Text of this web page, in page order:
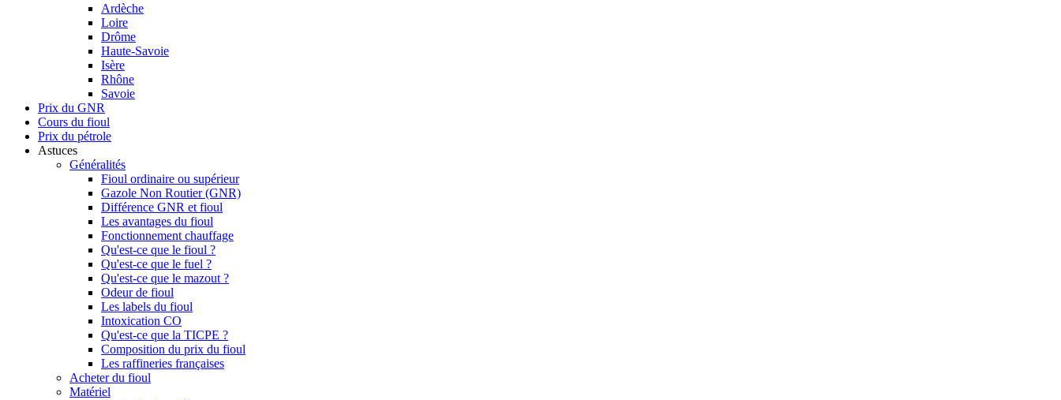
Ardèche
Loire
Drôme
Haute-Savoie
Isère
Rhône
Savoie
Prix du GNR
Cours du fioul
Prix du pétrole
Astuces
Généralités
Fioul ordinaire ou supérieur
Gazole Non Routier (GNR)
Différence GNR et fioul
Les avantages du fioul
Fonctionnement chauffage
Qu'est-ce que le fioul ?
Qu'est-ce que le fuel ?
Qu'est-ce que le mazout ?
Odeur de fioul
Les labels du fioul
Intoxication CO
Qu'est-ce que la TICPE ?
Composition du prix du fioul
Les raffineries françaises
Acheter du fioul
Matériel